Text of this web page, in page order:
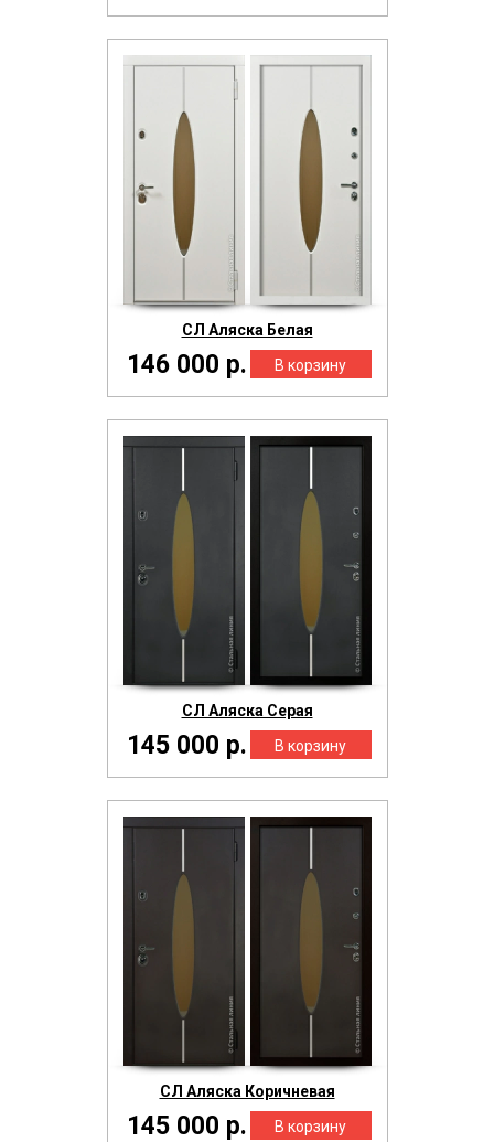
СЛ Аляска Белая
146 000 р.
СЛ Аляска Серая
145 000 р.
СЛ Аляска Коричневая
145 000 р.